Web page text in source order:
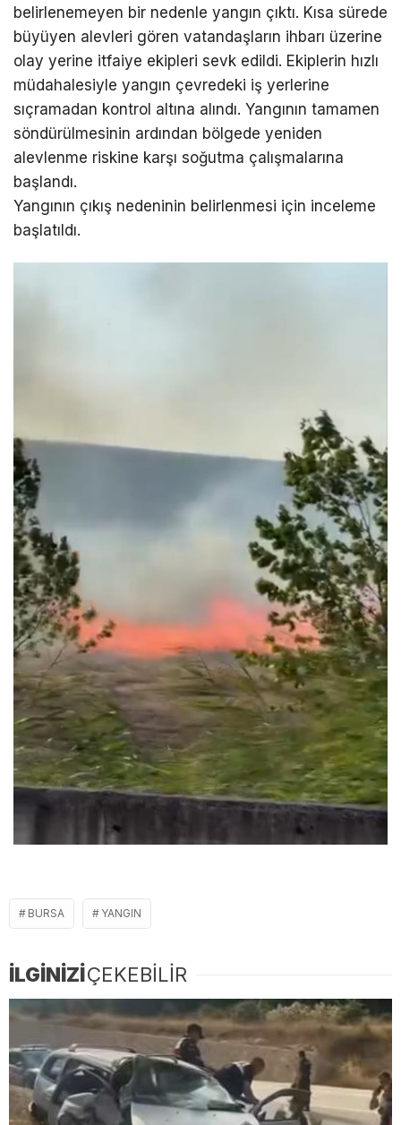
belirlenemeyen bir nedenle yangın çıktı. Kısa sürede
büyüyen alevleri gören vatandaşların ihbarı üzerine
olay yerine itfaiye ekipleri sevk edildi. Ekiplerin hızlı
müdahalesiyle yangın çevredeki iş yerlerine
sıçramadan kontrol altına alındı. Yangının tamamen
söndürülmesinin ardından bölgede yeniden
alevlenme riskine karşı soğutma çalışmalarına
başlandı.
Yangının çıkış nedeninin belirlenmesi için inceleme
başlatıldı.
BURSA YANGIN
İLGİNİZİÇEKEBİLİR